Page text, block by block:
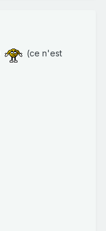
(ce n'est